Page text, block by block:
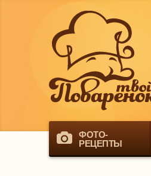
ФОТО-
РЕЦЕПТЫ